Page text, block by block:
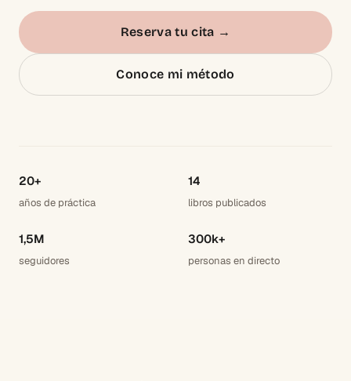
Reserva tu cita →
Conoce mi método
20+
años de práctica
14
libros publicados
1,5M
seguidores
300k+
personas en directo